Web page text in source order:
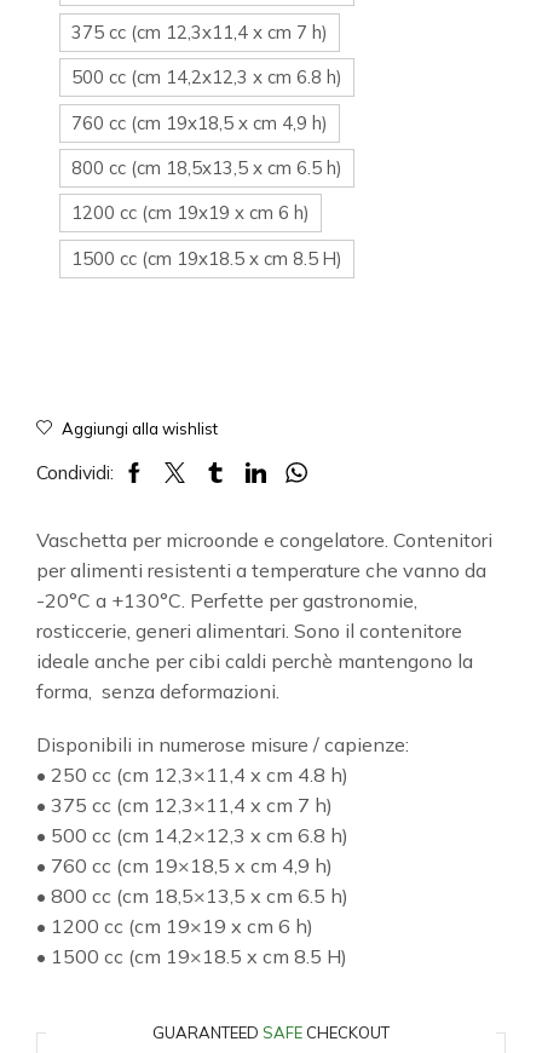
375 cc (cm 12,3x11,4 x cm 7 h)
500 cc (cm 14,2x12,3 x cm 6.8 h)
760 cc (cm 19x18,5 x cm 4,9 h)
800 cc (cm 18,5x13,5 x cm 6.5 h)
1200 cc (cm 19x19 x cm 6 h)
1500 cc (cm 19x18.5 x cm 8.5 H)
Aggiungi alla wishlist
Condividi:
Vaschetta per microonde e congelatore. Contenitori
per alimenti resistenti a temperature che vanno da
-20°C a +130°C. Perfette per gastronomie,
rosticcerie, generi alimentari. Sono il contenitore
ideale anche per cibi caldi perchè mantengono la
forma, senza deformazioni.
Disponibili in numerose misure / capienze:
• 250 cc (cm 12,3×11,4 x cm 4.8 h)
• 375 cc (cm 12,3×11,4 x cm 7 h)
• 500 cc (cm 14,2×12,3 x cm 6.8 h)
• 760 cc (cm 19×18,5 x cm 4,9 h)
• 800 cc (cm 18,5×13,5 x cm 6.5 h)
• 1200 cc (cm 19×19 x cm 6 h)
• 1500 cc (cm 19×18.5 x cm 8.5 H)
GUARANTEED SAFE CHECKOUT